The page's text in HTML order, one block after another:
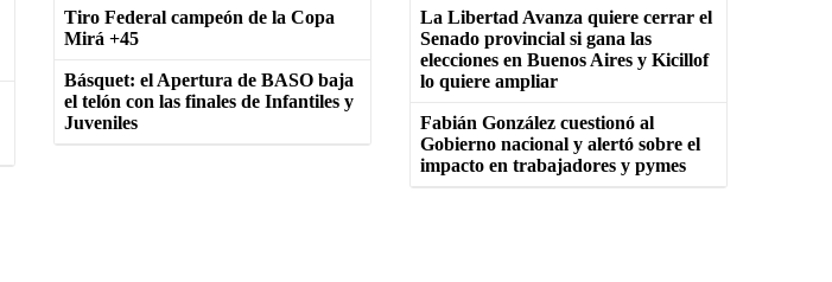
Tiro Federal campeón de la Copa
Mirá +45
Básquet: el Apertura de BASO baja
el telón con las finales de Infantiles y
Juveniles
La Libertad Avanza quiere cerrar el
Senado provincial si gana las
elecciones en Buenos Aires y Kicillof
lo quiere ampliar
Fabián González cuestionó al
Gobierno nacional y alertó sobre el
impacto en trabajadores y pymes